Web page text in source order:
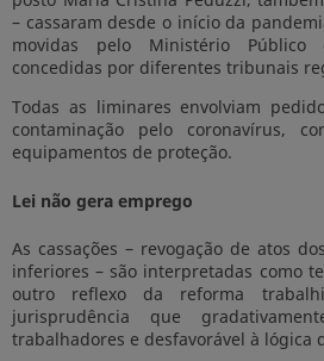
– cassaram desde o início da
movidas pelo Ministério Público
concedidas por diferentes tribunais
Todas as liminares envolviam
contaminação pelo coronavírus,
equipamentos de proteção.
Lei não gera emprego
As cassações – revogação de atos
inferiores – são interpretadas como
outro reflexo da reforma
jurisprudência que
trabalhadores e desfavorável à lógica